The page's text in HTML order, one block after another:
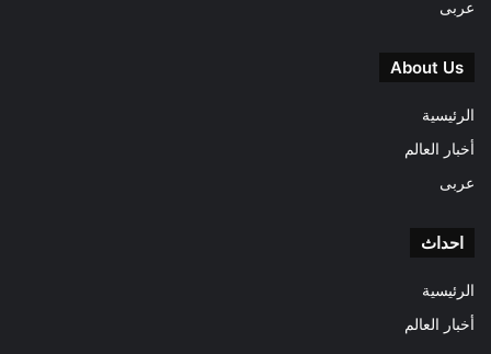
عربى
About Us
الرئيسية
أخبار العالم
عربى
احداث
الرئيسية
أخبار العالم